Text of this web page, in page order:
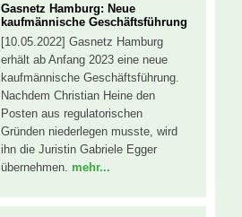
Gasnetz Hamburg: Neue
kaufmännische Geschäftsführung
[10.05.2022] Gasnetz Hamburg
erhält ab Anfang 2023 eine neue
kaufmännische Geschäftsführung.
Nachdem Christian Heine den
Posten aus regulatorischen
Gründen niederlegen musste, wird
ihn die Juristin Gabriele Egger
übernehmen. mehr...